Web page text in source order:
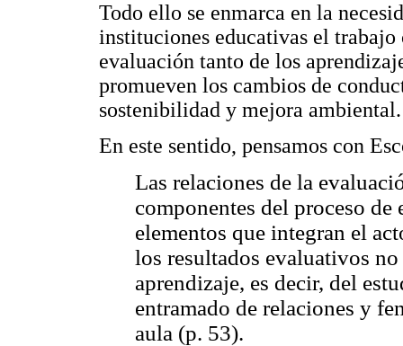
Todo ello se enmarca en la
instituciones educativas el
evaluación tanto de los
promueven los cambios de
sostenibilidad y mejora ambiental.
En este sentido, pensamos con
Las relaciones de la
componentes del proceso de
elementos que integran el
los resultados evaluativos
aprendizaje, es decir, del
entramado de relaciones y
aula (p. 53).